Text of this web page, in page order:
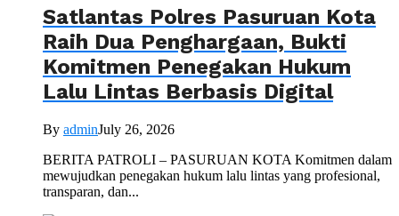
Satlantas Polres Pasuruan Kota
Raih Dua Penghargaan, Bukti
Komitmen Penegakan Hukum
Lalu Lintas Berbasis Digital
By adminJuly 26, 2026
BERITA PATROLI – PASURUAN KOTA Komitmen dalam
mewujudkan penegakan hukum lalu lintas yang profesional,
transparan, dan...